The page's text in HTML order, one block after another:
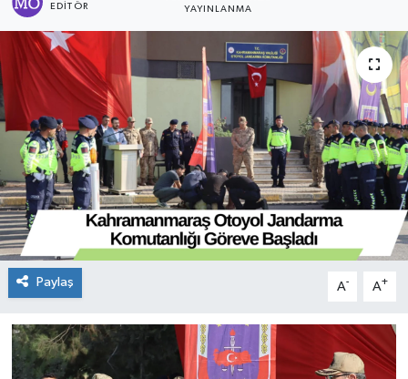
EDITÖR YAYINLANMA
Paylaş A- A+
Yaşam